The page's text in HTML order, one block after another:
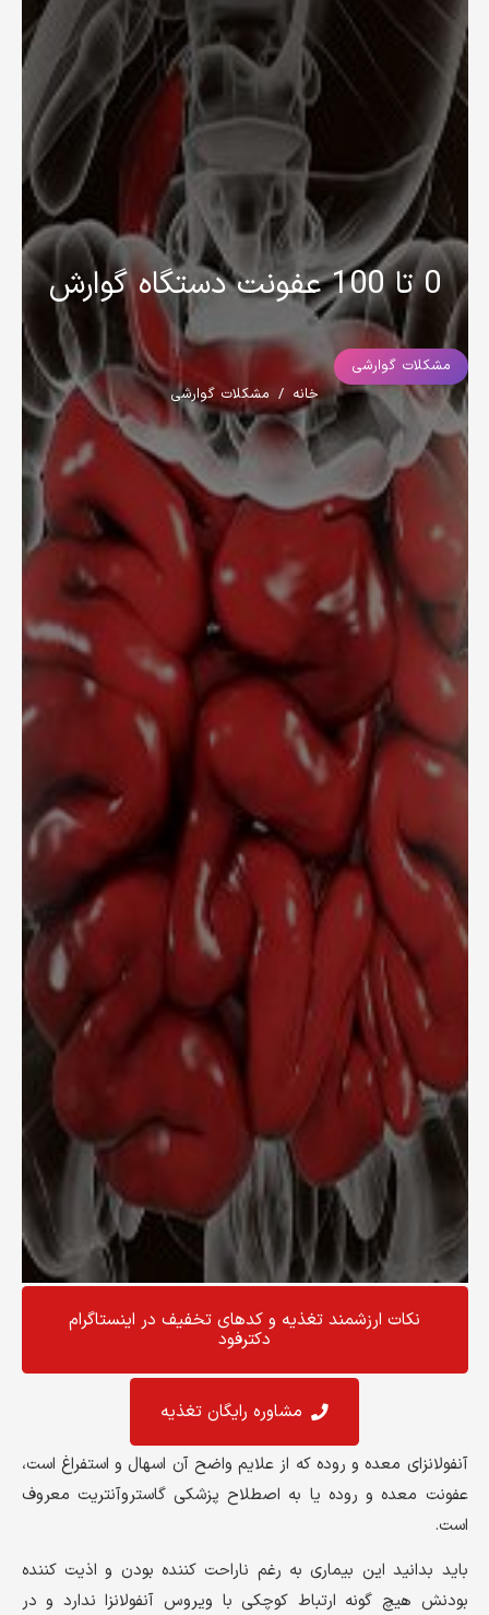
0 تا 100 عفونت دستگاه گوارش
مشکلات گوارشی
خانه / مشکلات گوارشی
نکات ارزشمند تغذیه و کد‌های تخفیف در اینستاگرام
دکترفود
مشاوره رایگان تغذیه
آنفولانزای معده و روده که از علایم واضح آن اسهال و استفراغ است،
عفونت معده و روده یا به اصطلاح پزشکی گاستروآنتریت معروف
است.
باید بدانید این بیماری به رغم ناراحت کننده بودن و اذیت کننده
بودنش هیچ گونه ارتباط کوچکی با ویروس آنفولانزا ندارد و در